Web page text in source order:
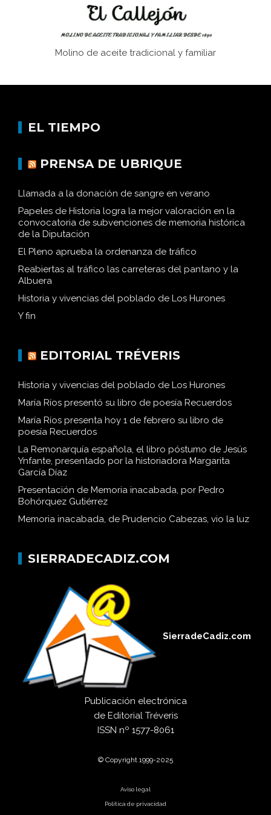
EL TIEMPO
PRENSA DE UBRIQUE
Papeles de Historia logra la mejor valoración en la
convocatoria de subvenciones de memoria histórica
Reabiertas al tráfico las carreteras del pantano y la
EDITORIAL TRÉVERIS
María Ríos presenta hoy 1 de febrero su libro de
La Remonarquía española, el libro póstumo de Jesús
Ynfante, presentado por la historiadora Margarita
Presentación de Memoria inacabada, por Pedro
SIERRADECADIZ.COM
Publicación electrónica
deEditorial Tréveris